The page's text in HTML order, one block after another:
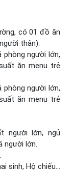
có 01 đồ ăn
thân).
phòng người lớn,
ăn menu trẻ
phòng người lớn,
ăn menu trẻ
người lớn, ngủ
người lớn.
sinh, Hộ chiếu…